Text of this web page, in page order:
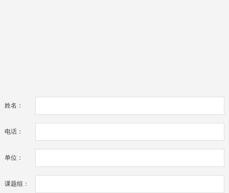
姓名：
电话：
单位：
课题组：